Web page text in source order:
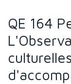
QE 164